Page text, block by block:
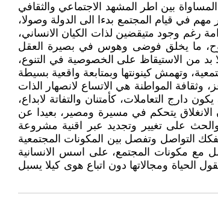
بين اطر المشهد الاجتماعي والثقافي
في قيام المجتمع بدءا الى الدولة وصولا،
رغم وجود متيقضين لذات الكيان الانساني،
ما يخلق فوضى وهوس في بصيرة العقل
من الاستيقاظ على الخصوصية في التنوع،
وتهمش كينونتها وبمتابعة واقعية بسيطة
وثقافة المواطنة هي الاتساع لانصهار الذات
التعاملات، كأمتنان والتفاتة لابداع،
يتحكم في مسيرة ومصير، بعيدا عن
والحث على تغيير وتجديد عبر اقنية مشروعة
التواصل وتفصل بين المكونات المجتمعية
مع مكونات المجتمع، على اسس الانسانية
الحياة ومجالاتها دون اتباع هوى كيلا يسبل